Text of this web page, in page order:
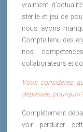
vraiment
stérile et jeu de
nous avons
Compte tenu des
nos
collaborateurs et
Vous considérez
dépassée, pourquoi ?
Complétement
voir perdurer